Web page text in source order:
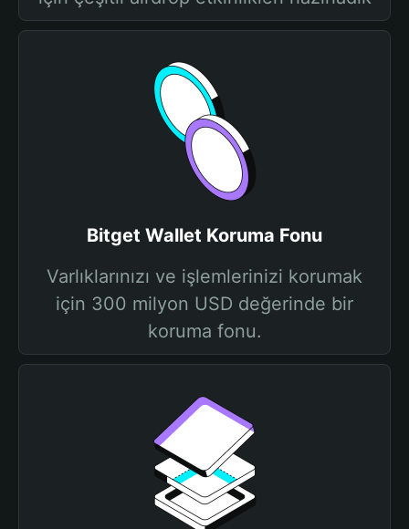
Bitget Wallet Koruma Fonu
Varlıklarınızı ve işlemlerinizi korumak
için 300 milyon USD değerinde bir
koruma fonu.